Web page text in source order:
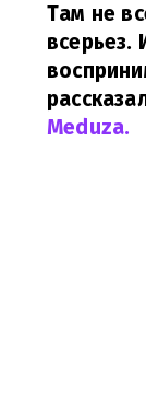
Там не
всерьез.
Meduza.